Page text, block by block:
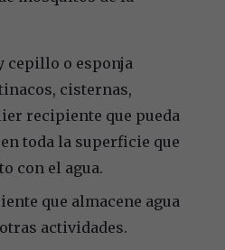
cepillo o esponja
cisternas,
recipiente que pueda
toda la superficie que
con el agua.
que almacene agua
actividades.